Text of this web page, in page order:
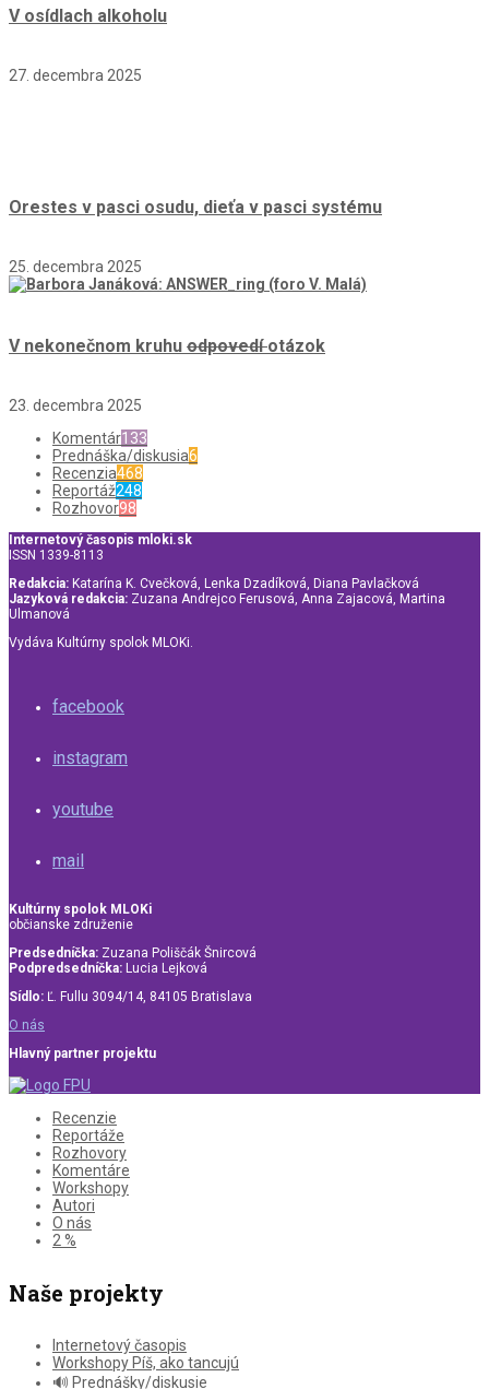
V osídlach alkoholu
27. decembra 2025
Orestes v pasci osudu, dieťa v pasci systému
25. decembra 2025
V nekonečnom kruhu odpovedíotázok
23. decembra 2025
Komentár133
Prednáška/diskusia6
Recenzia468
Reportáž248
Rozhovor98
Internetový časopis mloki.sk
ISSN 1339-8113
Redakcia: Katarína K. Cvečková, Lenka Dzadíková, Diana Pavlačková
Jazyková redakcia: Zuzana Andrejco Ferusová, Anna Zajacová, Martina
Ulmanová
Vydáva Kultúrny spolok MLOKi.
facebook
instagram
youtube
mail
Kultúrny spolok MLOKi
občianske združenie
Predsedníčka: Zuzana Poliščák Šnircová
Podpredsedníčka: Lucia Lejková
Sídlo: Ľ. Fullu 3094/14, 84105 Bratislava
O nás
Hlavný partner projektu
Recenzie
Reportáže
Rozhovory
Komentáre
Workshopy
Autori
O nás
2 %
Naše projekty
Internetový časopis
Workshopy Píš, ako tancujú
🔊 Prednášky/diskusie